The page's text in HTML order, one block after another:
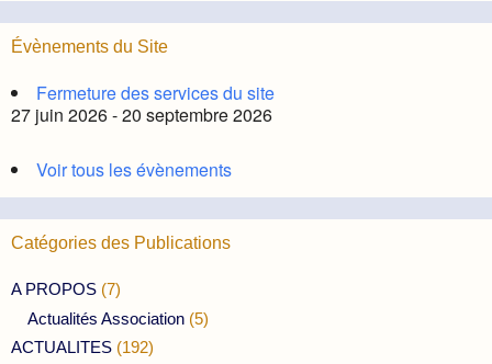
Évènements du Site
Fermeture des services du site
27 juin 2026 - 20 septembre 2026
Voir tous les évènements
Catégories des Publications
A PROPOS (7)
Actualités Association (5)
ACTUALITES (192)